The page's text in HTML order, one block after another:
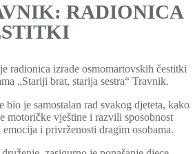
RADIONICA
radionica izrade osmomartovskih čestitki
„Stariji brat, starija sestra“ Travnik.
bio je samostalan rad svakog djeteta, kako
motoričke vještine i razvili sposobnost
i privrženosti dragim osobama.